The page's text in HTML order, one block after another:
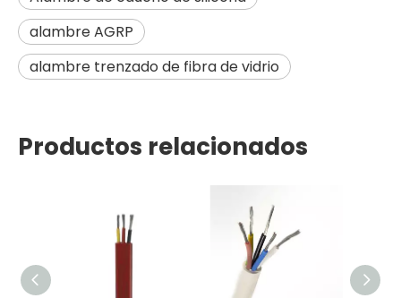
alambre AGRP
alambre trenzado de fibra de vidrio
Productos relacionados